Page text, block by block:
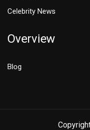
Celebrity News
Overview
Blog